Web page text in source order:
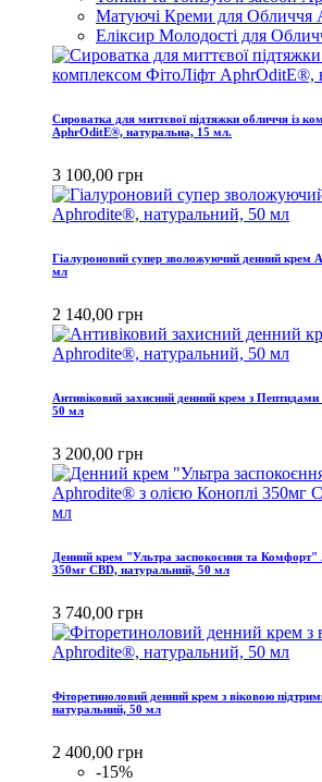
Матуючі Креми для Обличчя
Еліксир Молодості для
Сироватка для миттєвої підтяжки обличчя із
AphrOditE®, натуральна, 15 мл.
3 100,00 грн
Гіалуроновий супер зволожуючий денний крем
мл
2 140,00 грн
Антивіковий захисний денний крем з
50 мл
3 200,00 грн
Денний крем "Ультра заспокоєння та Комфорт"
350мг CBD, натуральний, 50 мл
3 740,00 грн
Фіторетиноловий денний крем з віковою
натуральний, 50 мл
2 400,00 грн
-15%